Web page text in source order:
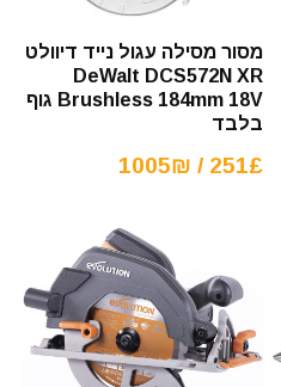
מסור מסילה עגול נייד דיוולט
DeWalt DCS572N XR
Brushless 184mm 18V גוף
בלבד
251£ / 1005₪